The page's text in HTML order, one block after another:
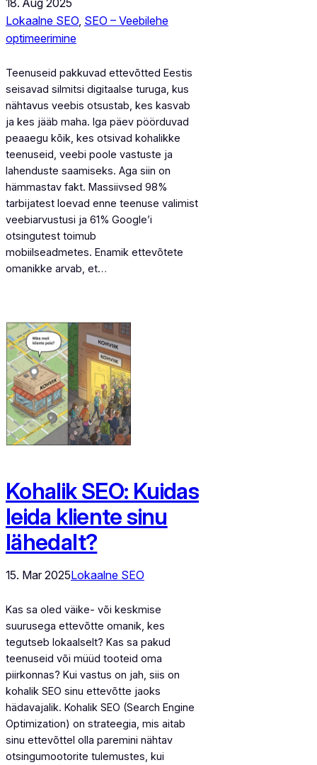
Lokaalne SEO SEO – Veebilehe
optimeerimine
Teenuseid pakkuvad ettevõtted Eestis
seisavad silmitsi digitaalse turuga, kus
nähtavus veebis otsustab, kes kasvab
ja kes jääb maha. Iga päev pöörduvad
peaaegu kõik, kes otsivad kohalikke
teenuseid, veebi poole vastuste ja
lahenduste saamiseks. Aga siin on
hämmastav fakt. Massiivsed 98%
tarbijatest loevad enne teenuse valimist
veebiarvustusi ja 61% Google’i
otsingutest toimub
mobiilseadmetes. Enamik ettevõtete
omanikke arvab, et…
Kohalik SEO: Kuidas
leida kliente sinu
lähedalt?
15. Mar 2025Lokaalne SEO
Kas sa oled väike- või keskmise
suurusega ettevõtte omanik, kes
tegutseb lokaalselt? Kas sa pakud
teenuseid või müüd tooteid oma
piirkonnas? Kui vastus on jah, siis on
kohalik SEO sinu ettevõtte jaoks
hädavajalik. Kohalik SEO (Search Engine
Optimization) on strateegia, mis aitab
sinu ettevõttel olla paremini nähtav
otsingumootorite tulemustes, kui